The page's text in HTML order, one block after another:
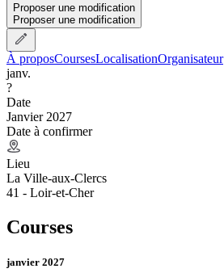
Proposer une modification
Proposer une modification
À proposCoursesLocalisationOrganisateur
janv.
?
Date
Janvier 2027
Date à confirmer
Lieu
La Ville-aux-Clercs
41 - Loir-et-Cher
Courses
janvier 2027